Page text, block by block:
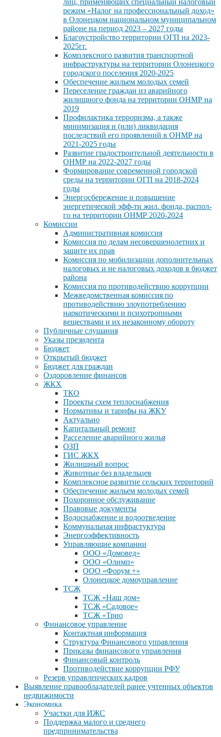
режим «Налог на профессиональный доход»
в Олонецком национальном муниципальном
районе на период 2023 – 2027 годы
Благоустройство территории ОГП на 2023-
2025гг.
Комплексного развития транспортной
инфраструктуры на территории Олонецкого
городского поселения 2020-2025
Обеспечение жильем молодых семей
Переселение граждан из аварийного
жилищного фонда на территории ОНМР на
2019
Профилактика терроризма, а также
минимизация и (или) ликвидация
последствий его проявлений в ОНМР на
2021-2025 годы
Развитие градостроительной деятельности в
ОНМР на 2022-2027 годы
Формирование современной городской
среды на территории ОГП на 2018-2024
годы
Энергосбережение и повышение
энергетической эфф-ти жил. фонда, распол-
го на территории ОНМР 2020-2024
Комиссии
Административная комиссия
Комиссия по делам несовершенолетних и
защите их прав
Комиссия по мобилизации дополнительных
налоговых и не налоговых доходов в бюджет
района
Комиссия по противодействию коррупции
Межведомственная комиссия по
противодействию злоупотреблению
наркотическими и психотропными
веществами и их незаконному обороту
Публичные слушания
Указы президента
Бюджет
Открытый бюджет
Бюджет для граждан
Оздоровление финансов
ЖКХ
ТКО
Проекты схем теплоснабжения
Нормативы и тарифы на ЖКУ
Актуально
Капитальный ремонт
Расселение аварийного жилья
ОЗП
ГИС ЖКХ
Жилищный вопрос
Животные без владельцев
Комплексное развитие сельских территорий
Обеспечение жильем молодых семей
Похоронное обслуживание
Правовые документы
Водоснабжение и водоотведение
Коммунальная инфрастуктура
Энергоэффективность
Управляющие компании
ООО «Домовед»
ООО «Олимп»
ООО «Форум +»
Олонецкое домоуправление
ТСЖ
ТСЖ «Наш дом»
ТСЖ «Садовое»
ТСЖ «Трио
Финансовое управление
Контактная информация
Структура Финансового управления
Приказы финансового управления
Финансовый контроль
Противодействие коррупции РФУ
Резерв управленческих кадров
Выявление правообладателей ранее учтенных объектов
недвижимости
Экономика
Участки для ИЖС
Поддержка малого и среднего
предпринимательства